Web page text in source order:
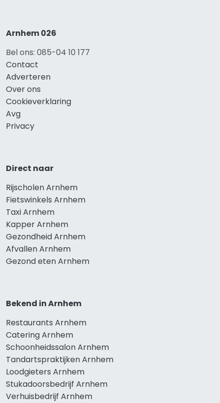
Arnhem 026
Bel ons: 085-04 10 177
Contact
Adverteren
Over ons
Cookieverklaring
Avg
Privacy
Direct naar
Rijscholen Arnhem
Fietswinkels Arnhem
Taxi Arnhem
Kapper Arnhem
Gezondheid Arnhem
Afvallen Arnhem
Gezond eten Arnhem
Bekend in Arnhem
Restaurants Arnhem
Catering Arnhem
Schoonheidssalon Arnhem
Tandartspraktijken Arnhem
Loodgieters Arnhem
Stukadoorsbedrijf Arnhem
Verhuisbedrijf Arnhem